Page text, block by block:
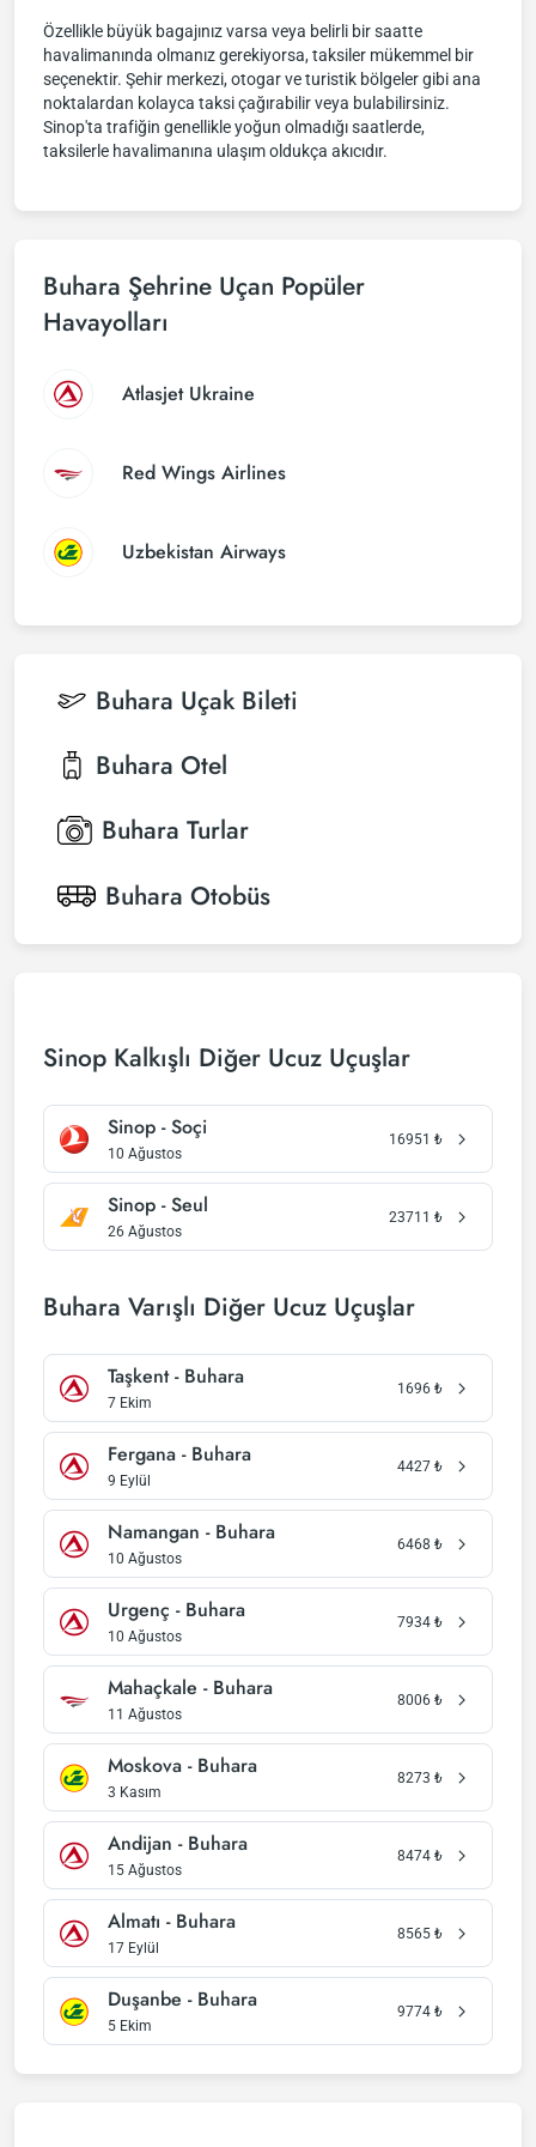
Özellikle büyük bagajınız varsa veya belirli bir saatte
havalimanında olmanız gerekiyorsa, taksiler mükemmel bir
seçenektir. Şehir merkezi, otogar ve turistik bölgeler gibi ana
noktalardan kolayca taksi çağırabilir veya bulabilirsiniz.
Sinop'ta trafiğin genellikle yoğun olmadığı saatlerde,
taksilerle havalimanına ulaşım oldukça akıcıdır.
Buhara Şehrine Uçan Popüler
Havayolları
Atlasjet Ukraine
Red Wings Airlines
Uzbekistan Airways
Buhara Uçak Bileti
Buhara Otel
Buhara Turlar
Buhara Otobüs
Sinop Kalkışlı Diğer Ucuz Uçuşlar
Sinop - Soçi
10 Ağustos
16951 ₺
Sinop - Seul
26 Ağustos
23711 ₺
Buhara Varışlı Diğer Ucuz Uçuşlar
Taşkent - Buhara
7 Ekim
1696 ₺
Fergana - Buhara
9 Eylül
4427 ₺
Namangan - Buhara
10 Ağustos
6468 ₺
Urgenç - Buhara
10 Ağustos
7934 ₺
Mahaçkale - Buhara
11 Ağustos
8006 ₺
Moskova - Buhara
3 Kasım
8273 ₺
Andijan - Buhara
15 Ağustos
8474 ₺
Almatı - Buhara
17 Eylül
8565 ₺
Duşanbe - Buhara
5 Ekim
9774 ₺